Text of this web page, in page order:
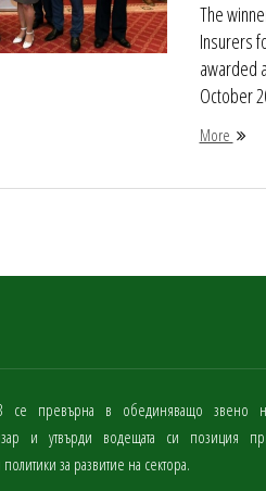
The
Insurers
awarded
October
More
се превърна в обединяващо звено
и утвърди водещата си позиция
за развитие на сектора.